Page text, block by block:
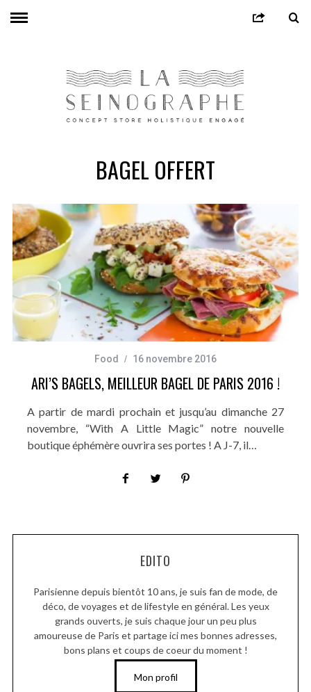
BAGEL OFFERT
Food 16 novembre 2016
ARI’S BAGELS, MEILLEUR BAGEL DE PARIS 2016 !
A partir de mardi prochain et jusqu’au dimanche 27
novembre, “With A Little Magic” notre nouvelle
boutique éphémère ouvrira ses portes ! A J-7, il…
EDITO
Parisienne depuis bientôt 10 ans, je suis fan de mode, de
déco, de voyages et de lifestyle en général. Les yeux
grands ouverts, je suis chaque jour un peu plus
amoureuse de Paris et partage ici mes bonnes adresses,
bons plans et coups de coeur du moment !
Mon profil